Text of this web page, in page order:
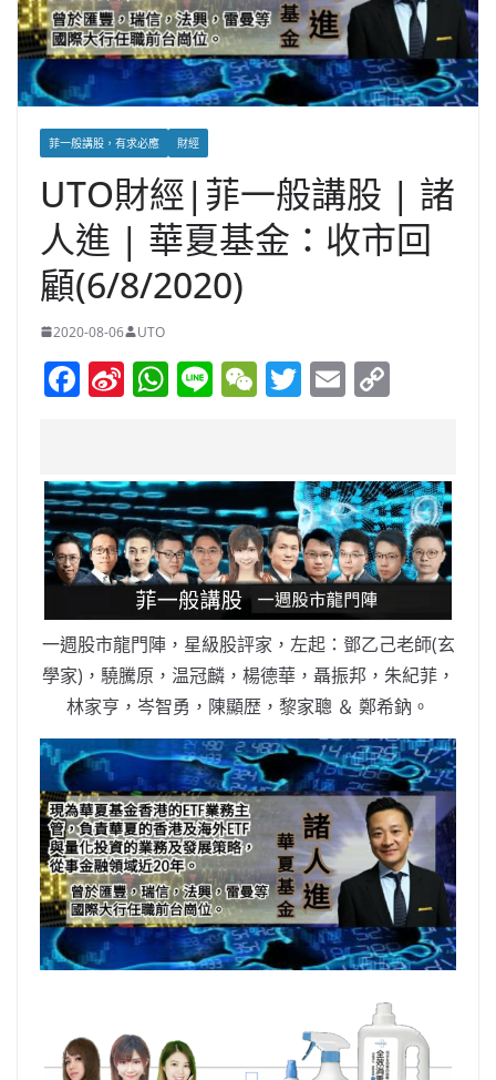
菲一般講股，有求必應 財經
UTO財經|菲一般講股 | 諸
人進 | 華夏基金：收市回
顧(6/8/2020)
2020-08-06 UTO
F
e
b
o
o
k
Si
W
ei
b
o
W
s
A
p
p
Li W
h
at
T
er
E
l y
Li
n
k
一週股市龍門陣，星級股評家，左起：鄧乙己老師(玄
學家)，驍騰原，温冠麟，楊德華，聶振邦，朱紀菲，
林家亨，岑智勇，陳顯歴，黎家聰 ＆ 鄭希鈉。